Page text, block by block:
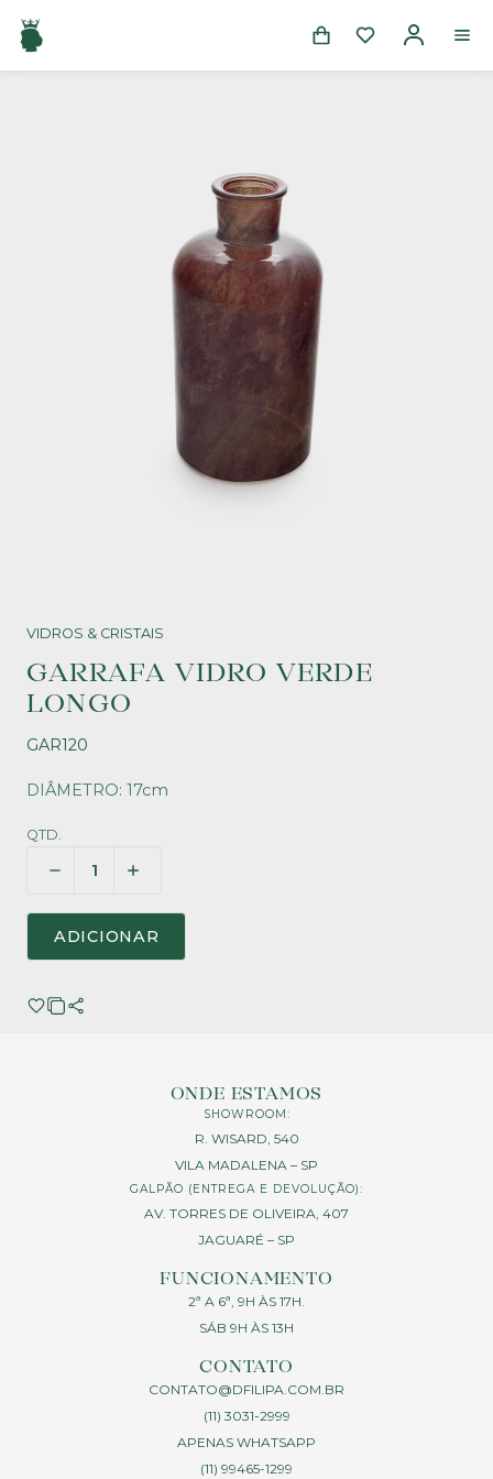
VIDROS & CRISTAIS
GARRAFA VIDRO VERDE
LONGO
GAR120
DIÂMETRO: 17cm
QTD.
ADICIONAR
ONDE ESTAMOS
SHOWROOM:
R. WISARD, 540
VILA MADALENA – SP
GALPÃO (ENTREGA E DEVOLUÇÃO):
AV. TORRES DE OLIVEIRA, 407
JAGUARÉ – SP
FUNCIONAMENTO
2ª A 6ª, 9H ÀS 17H.
SÁB 9H ÀS 13H
CONTATO
CONTATO@DFILIPA.COM.BR
(11) 3031-2999
APENAS WHATSAPP
(11) 99465-1299